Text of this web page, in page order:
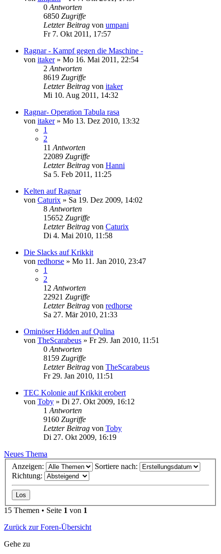
0 Antworten
6850 Zugriffe
Letzter Beitrag von umpani
Fr 7. Okt 2011, 17:57
Ragnar - Kampf gegen die Maschine -
von itaker» Mo 16. Mai 2011, 22:54
2 Antworten
8619 Zugriffe
Letzter Beitrag von itaker
Mi 10. Aug 2011, 14:32
Ragnar- Operation Tabula rasa
von itaker» Mo 13. Dez 2010, 13:32
1
2
11 Antworten
22089 Zugriffe
Letzter Beitrag von Hanni
Sa 5. Feb 2011, 11:25
Kelten auf Ragnar
von Caturix » Sa 19. Dez 2009, 14:02
8 Antworten
15652 Zugriffe
Letzter Beitrag von Caturix
Di 4. Mai 2010, 11:58
Die Slacks auf Krikkit
von redhorse » Mo 11. Jan 2010, 23:47
1
2
12 Antworten
22921 Zugriffe
Letzter Beitrag von redhorse
Sa 27. Mär 2010, 21:33
Ominöser Hidden auf Qulina
von TheScarabeus » Fr 29. Jan 2010, 11:51
0 Antworten
8159 Zugriffe
Letzter Beitrag von TheScarabeus
Fr 29. Jan 2010, 11:51
TEC Kolonie auf Krikkit erobert
von Toby » Di 27. Okt 2009, 16:12
1 Antworten
9160 Zugriffe
Letzter Beitrag von Toby
Di 27. Okt 2009, 16:19
Neues Thema
Anzeigen:
Sortiere nach:
Richtung:
15 Themen • Seite 1 von 1
Zurück zur Foren-Übersicht
Gehe zu